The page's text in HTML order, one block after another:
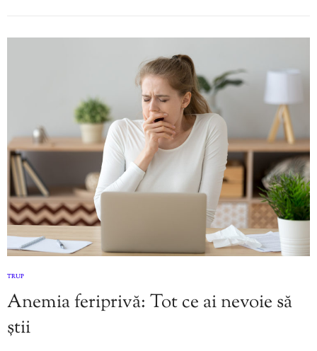
TRUP
Anemia feriprivă: Tot ce ai nevoie să
știi